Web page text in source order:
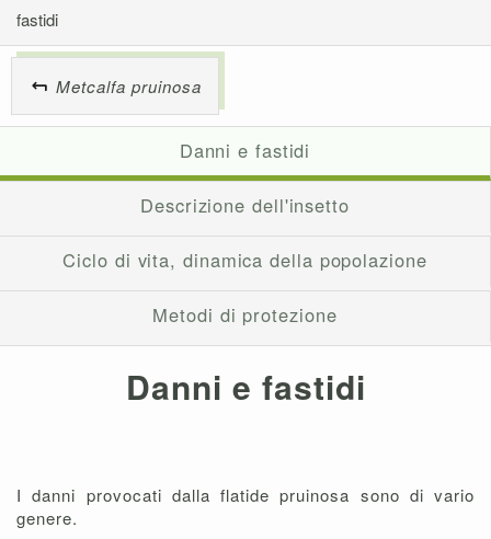
fastidi
Metcalfa pruinosa
Danni e fastidi
Descrizione dell'insetto
Ciclo di vita, dinamica della popolazione
Metodi di protezione
Danni e fastidi
I danni provocati dalla flatide pruinosa sono di vario
genere.